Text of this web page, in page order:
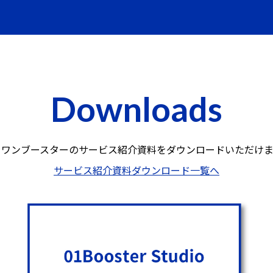
Downloads
ンブースターのサービス紹介資料をダウンロードいただけ
サービス紹介資料ダウンロード一覧へ